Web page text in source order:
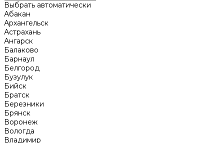
Выбрать автоматически
Абакан
Архангельск
Астрахань
Ангарск
Балаково
Барнаул
Белгород
Бузулук
Бийск
Братск
Березники
Брянск
Воронеж
Вологда
Владимир